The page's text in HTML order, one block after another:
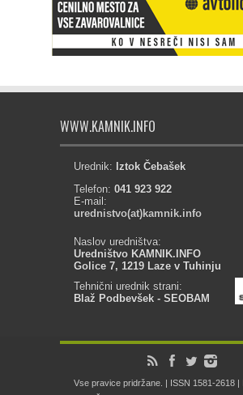
WWW.KAMNIK.INFO
Urednik: Iztok Čebašek
Telefon: 041 923 922
E-mail:
urednistvo(at)kamnik.info
Naslov uredništva:
Uredništvo KAMNIK.INFO
Golice 7, 1219 Laze v Tuhinju
Tehnični urednik strani:
Blaž Podbevšek - SEOBAM
Vse pravice pridržane. | ISSN 1581-2618 |